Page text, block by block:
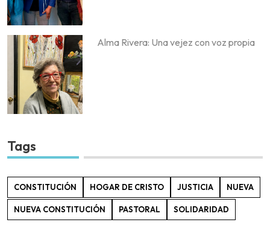
Alma Rivera: Una vejez con voz propia
Tags
CONSTITUCIÓN HOGAR DE CRISTO JUSTICIA NUEVA
NUEVA CONSTITUCIÓN PASTORAL SOLIDARIDAD